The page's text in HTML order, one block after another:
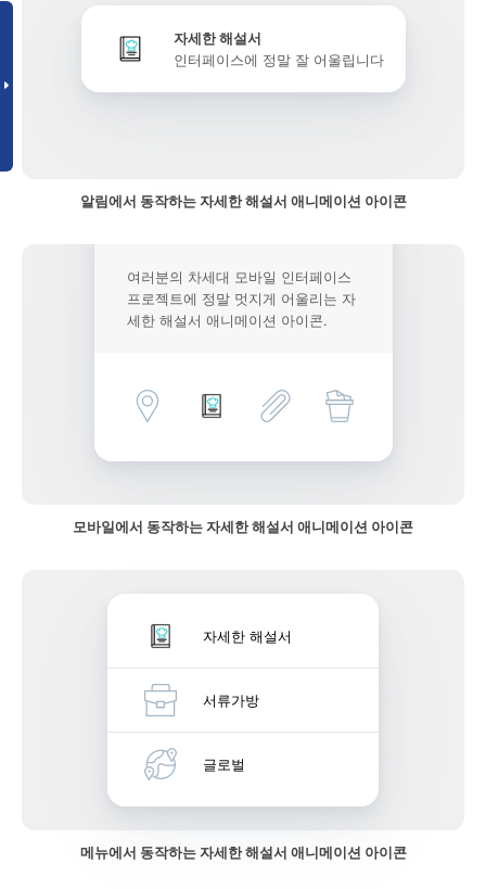
자세한 해설서
인터페이스에 정말 잘 어울립니다
알림에서 동작하는 자세한 해설서 애니메이션 아이콘
여러분의 차세대 모바일 인터페이스
프로젝트에 정말 멋지게 어울리는 자
세한 해설서 애니메이션 아이콘.
모바일에서 동작하는 자세한 해설서 애니메이션 아이콘
자세한 해설서
서류가방
글로벌
메뉴에서 동작하는 자세한 해설서 애니메이션 아이콘